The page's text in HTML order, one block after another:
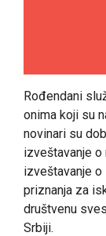
Rođendani
onima koji su
novinari su
izveštavanje o
izveštavanje
priznanja za
društvenu
Srbiji.